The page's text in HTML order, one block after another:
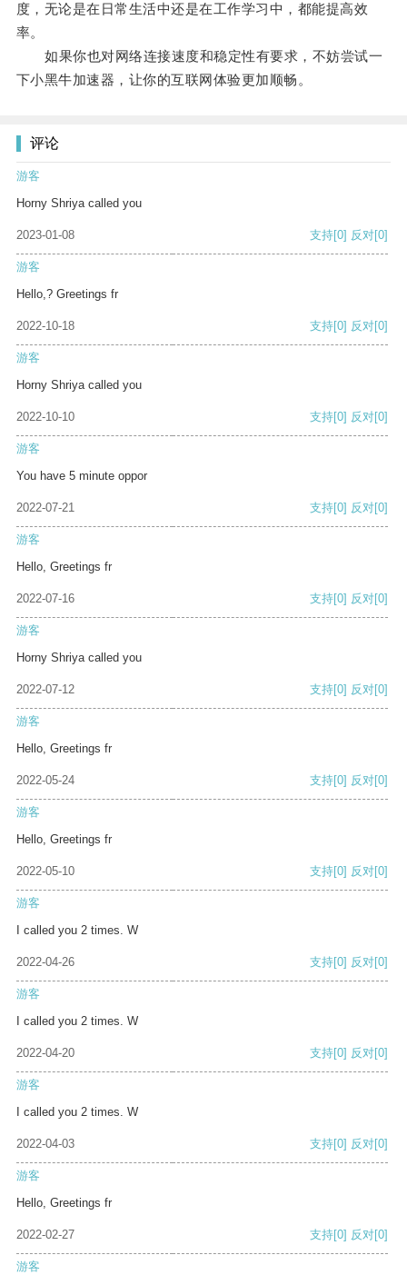
度，无论是在日常生活中还是在工作学习中，都能提高效
率。
如果你也对网络连接速度和稳定性有要求，不妨尝试一
下小黑牛加速器，让你的互联网体验更加顺畅。
评论
游客
Horny Shriya called you
2023-01-08 支持[0] 反对[0]
游客
Hello,? Greetings fr
2022-10-18 支持[0] 反对[0]
游客
Horny Shriya called you
2022-10-10 支持[0] 反对[0]
游客
You have 5 minute oppor
2022-07-21 支持[0] 反对[0]
游客
Hello, Greetings fr
2022-07-16 支持[0] 反对[0]
游客
Horny Shriya called you
2022-07-12 支持[0] 反对[0]
游客
Hello, Greetings fr
2022-05-24 支持[0] 反对[0]
游客
Hello, Greetings fr
2022-05-10 支持[0] 反对[0]
游客
I called you 2 times. W
2022-04-26 支持[0] 反对[0]
游客
I called you 2 times. W
2022-04-20 支持[0] 反对[0]
游客
I called you 2 times. W
2022-04-03 支持[0] 反对[0]
游客
Hello, Greetings fr
2022-02-27 支持[0] 反对[0]
游客